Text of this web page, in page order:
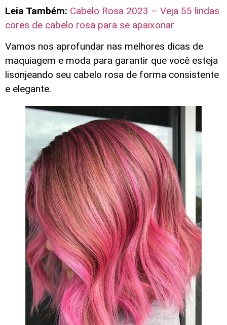
Leia Também: Cabelo Rosa 2023 – Veja 55 lindas
cores de cabelo rosa para se apaixonar
Vamos nos aprofundar nas melhores dicas de
maquiagem e moda para garantir que você esteja
lisonjeando seu cabelo rosa de forma consistente
e elegante.